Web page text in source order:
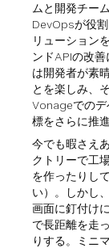
ムと開発チー
DevOpsが役
リューション
ンドAPIの改
は開発者が素
とを楽しみ、
Vonageでのデ
標をさらに推
今でも暇さえ
クトリーで工
を作ったりし
い）。しかし
画面に釘付け
で長距離を走
りする。ミニ